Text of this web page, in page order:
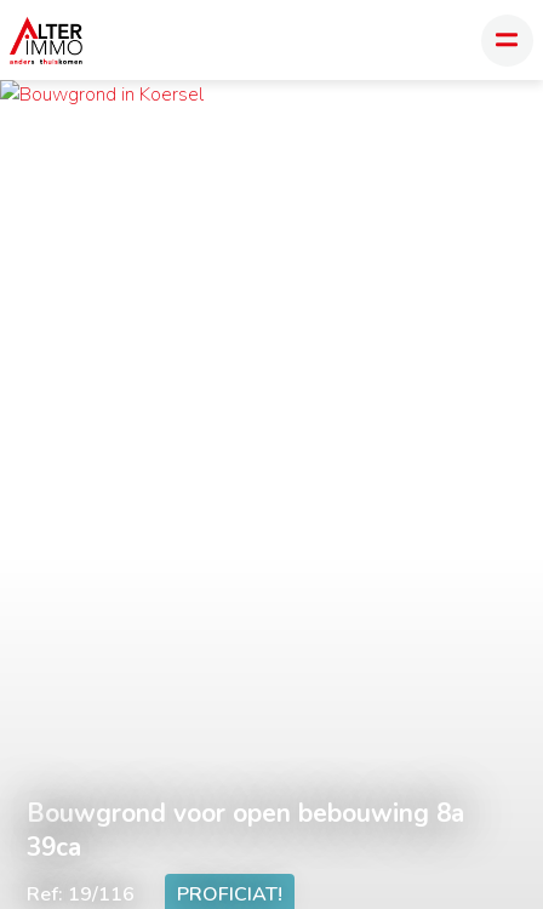
Bouwgrond voor open bebouwing 8a
39ca
Ref: 19/116 PROFICIAT!